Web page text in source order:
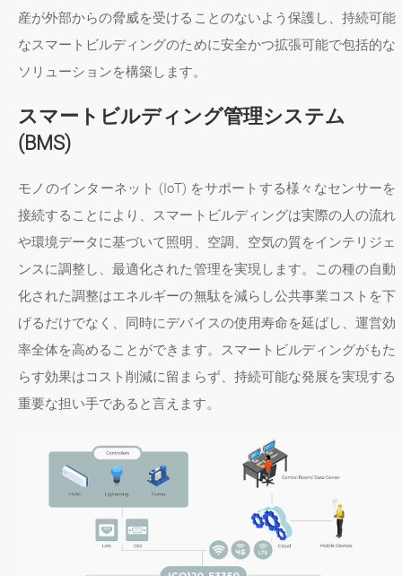
産が外部からの脅威を受けることのないよう保護し、持続可能
なスマートビルディングのために安全かつ拡張可能で包括的な
ソリューションを構築します。
スマートビルディング管理システム
(BMS)
モノのインターネット (IoT) をサポートする様々なセンサーを
接続することにより、スマートビルディングは実際の人の流れ
や環境データに基づいて照明、空調、空気の質をインテリジェ
ンスに調整し、最適化された管理を実現します。この種の自動
化された調整はエネルギーの無駄を減らし公共事業コストを下
げるだけでなく、同時にデバイスの使用寿命を延ばし、運営効
率全体を高めることができます。スマートビルディングがもた
らす効果はコスト削減に留まらず、持続可能な発展を実現する
重要な担い手であると言えます。